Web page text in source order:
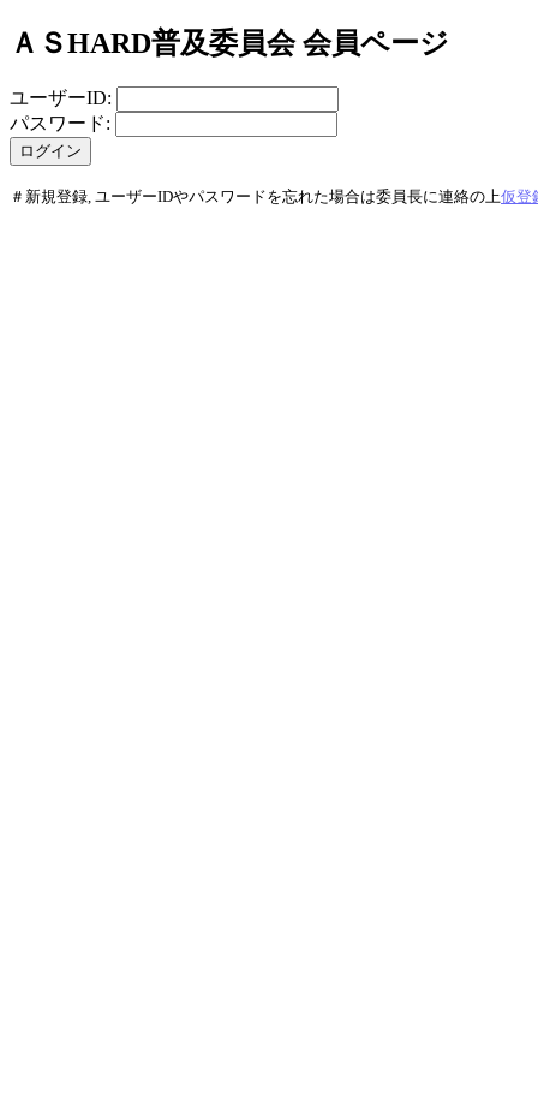
ＡＳHARD普及委員会 会員ページ
ユーザーID:
パスワード:
＃新規登録, ユーザーIDやパスワードを忘れた場合は委員長に連絡の上仮登